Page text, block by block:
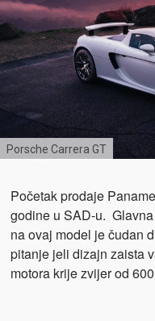
Porsche Carrera GT
Početak prodaje
godine u SAD-u.
na ovaj model je čudan
pitanje jeli dizajn zaista
motora krije zvijer od